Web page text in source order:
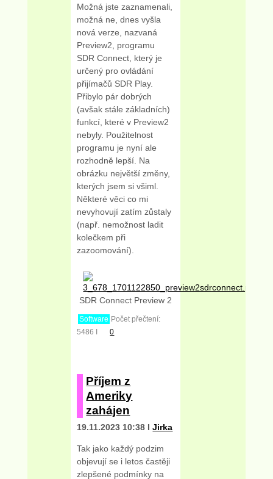
Možná jste zaznamenali,
možná ne, dnes vyšla
nová verze, nazvaná
Preview2, programu
SDR Connect, který je
určený pro ovládání
přijímačů SDR Play.
Přibylo pár dobrých
(avšak stále základních)
funkcí, které v Preview2
nebyly. Použitelnost
programu je nyní ale
rozhodně lepší. Na
obrázku největší změny,
kterých jsem si všiml.
Některé věci co mi
nevyhovují zatím zůstaly
(např. nemožnost ladit
kolečkem při
zazoomování).
SDR Connect Preview 2
Software Počet přečtení:
5486 I
0
Příjem z
Ameriky
zahájen
19.11.2023 10:38 IJirka
Tak jako každý podzim
objevují se i letos častěji
zlepšené podmínky na